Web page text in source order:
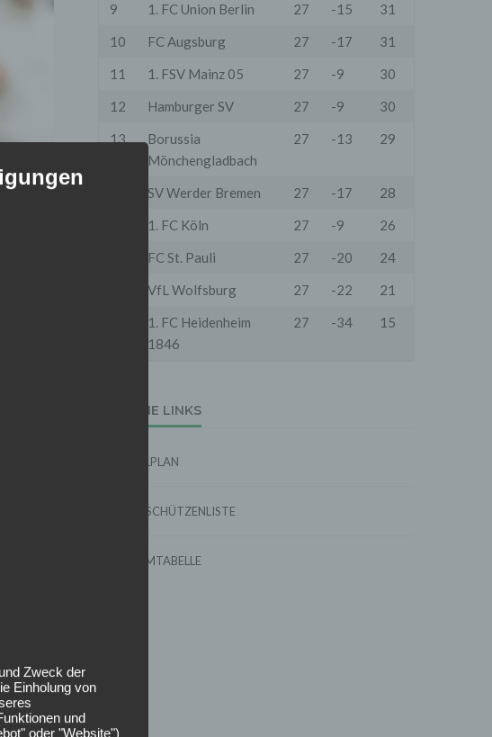
sie
9
1. FC Union Berlin 27 -15
31
10
FC Augsburg 27 -17
31
11
1. FSV Mainz 05 27 -9
30
12
Hamburger SV 27 -9
30
13
Borussia
Mönchengladbach
27 -13 29
SV Werder Bremen 27 -17
28
1. FC Köln 27 -9
26
FC St. Pauli 27 -20
24
VfL Wolfsburg 27 -22
21
1. FC Heidenheim
1846
27 -34 15
EXTERNE LINKS
SPIELPLAN
TORSCHÜTZENLISTE
FORMTABELLE
Zweck der
Einholung von
und
oder "Website")